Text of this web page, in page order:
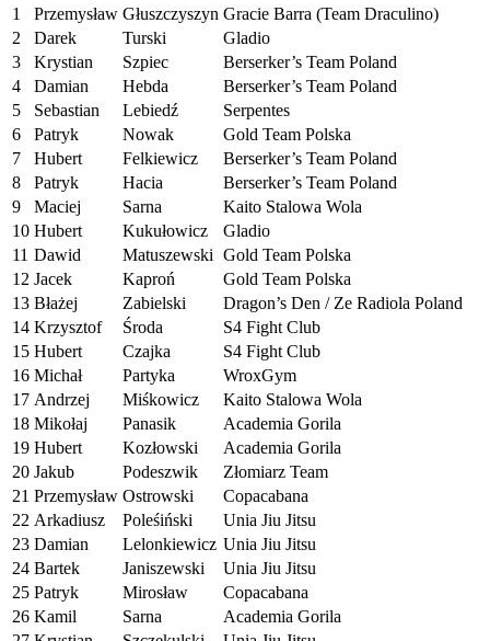
1
Przemysław Głuszczyszyn Gracie Barra (Team Draculino)
2
Darek Turski
Gladio
3
Krystian Szpiec
Berserker’s Team Poland
4
Damian Hebda
Berserker’s Team Poland
5
Sebastian Lebiedź
Serpentes
6
Patryk Nowak
Gold Team Polska
7
Hubert Felkiewicz
Berserker’s Team Poland
8
Patryk Hacia
Berserker’s Team Poland
9
Maciej Sarna
Kaito Stalowa Wola
10 Hubert Kukułowicz
Gladio
11 Dawid Matuszewski Gold Team Polska
12 Jacek Kaproń
Gold Team Polska
13 Błażej Zabielski
Dragon’s Den / Ze Radiola Poland
14 Krzysztof Środa
S4 Fight Club
15 Hubert Czajka
S4 Fight Club
16 Michał Partyka
WroxGym
17 Andrzej Miśkowicz
Kaito Stalowa Wola
18 Mikołaj Panasik
Academia Gorila
19 Hubert Kozłowski
Academia Gorila
20 Jakub Podeszwik
Złomiarz Team
21 Przemysław Ostrowski
Copacabana
22 Arkadiusz Poleśiński
Unia Jiu Jitsu
23 Damian Lelonkiewicz Unia Jiu Jitsu
24 Bartek Janiszewski
Unia Jiu Jitsu
25 Patryk Mirosław
Copacabana
26 Kamil Sarna
Academia Gorila